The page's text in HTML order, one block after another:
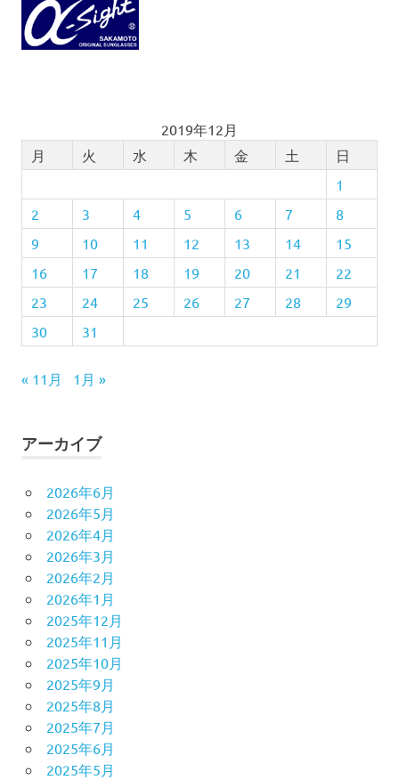
2019年12月
月
火 水 木 金 土
日
1
2
3 4 5 6 7
8
9
10 11 12 13 14
15
16
17 18 19 20 21
22
23
24 25 26 27 28
29
30
31
« 11月 1月 »
アーカイブ
2026年6月
2026年5月
2026年4月
2026年3月
2026年2月
2026年1月
2025年12月
2025年11月
2025年10月
2025年9月
2025年8月
2025年7月
2025年6月
2025年5月